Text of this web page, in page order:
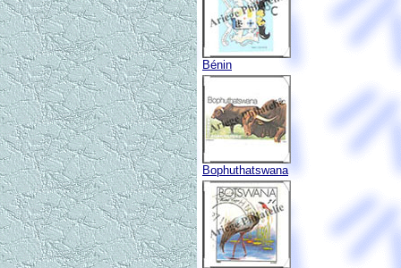
Bénin
Bophuthatswana